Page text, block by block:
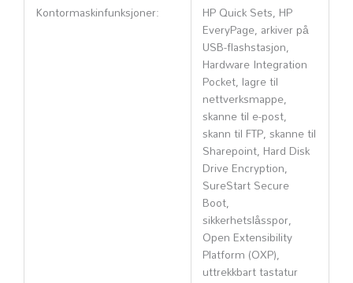
Kontormaskinfunksjoner:
HP Quick Sets, HP
EveryPage, arkiver på
USB-flashstasjon,
Hardware Integration
Pocket, lagre til
nettverksmappe,
skanne til e-post,
skann til FTP, skanne til
Sharepoint, Hard Disk
Drive Encryption,
SureStart Secure
Boot,
sikkerhetslåsspor,
Open Extensibility
Platform (OXP),
uttrekkbart tastatur